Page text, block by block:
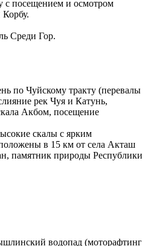
с посещением и осмотром
Среди Гор.
по Чуйскому тракту (перевалы
рек Чуя и Катунь,
Акбом, посещение
скалы с ярким
в 15 км от села Акташ
памятник природы Республики
водопад (моторафтинг